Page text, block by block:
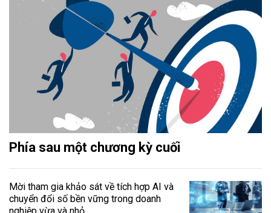
Phía sau một chương kỳ cuối
Mời tham gia khảo sát về tích hợp AI và
chuyển đổi số bền vững trong doanh